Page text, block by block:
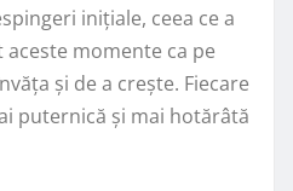
inițiale, ceea ce a
momente ca pe
și de a crește. Fiecare
puternică și mai hotărâtă